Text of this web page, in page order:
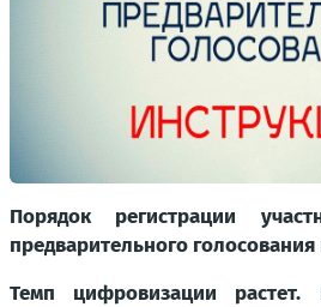
Порядок регистрации
предварительного
Темп цифровизации